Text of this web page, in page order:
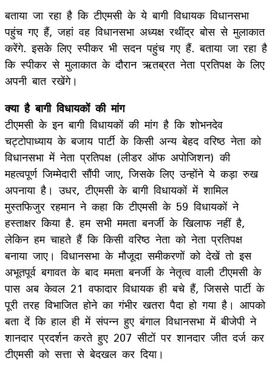
बताया जा रहा है कि टीएमसी के ये बागी विधायक विधानसभा
पहुंच गए हैं, जहां वह विधानसभा अध्यक्ष रथींद्र बोस से मुलाकात
करेंगे. इसके लिए स्पीकर भी सदन पहुंच गए हैं. बताया जा रहा है
कि स्पीकर से मुलाकात के दौरान ऋतब्रत नेता प्रतिपक्ष के लिए
अपनी बात रखेंगे।
क्या है बागी विधायकों की मांग
टीएमसी के इन बागी विधायकों की मांग है कि शोभनदेव
चट्टोपाध्याय के बजाय पार्टी के किसी अन्य बेहद वरिष्ठ नेता को
विधानसभा में नेता प्रतिपक्ष (लीडर ऑफ अपोजिशन) की
महत्वपूर्ण जिम्मेदारी सौंपी जाए, जिसके लिए उन्होंने ये कड़ा रुख
अपनाया है। उधर, टीएमसी के बागी विधायकों में शामिल
मुस्तफिजुर रहमान ने कहा कि टीएमसी के 59 विधायकों ने
हस्ताक्षर किया है. हम सभी ममता बनर्जी के खिलाफ नहीं है,
लेकिन हम चाहते हैं कि किसी वरिष्ठ नेता को नेता प्रतिपक्ष
बनाया जाए। विधानसभा के मौजूदा समीकरणों को देखें तो इस
अभूतपूर्व बगावत के बाद ममता बनर्जी के नेतृत्व वाली टीएमसी के
पास अब केवल 21 वफादार विधायक ही बचे हैं, जिससे पार्टी के
पूरी तरह विभाजित होने का गंभीर खतरा पैदा हो गया है। आपको
बता दें कि हाल ही में संपन्न हुए बंगाल विधानसभा में बीजेपी ने
शानदार प्रदर्शन करते हुए 207 सीटों पर शानदार जीत दर्ज कर
टीएमसी को सत्ता से बेदखल कर दिया।